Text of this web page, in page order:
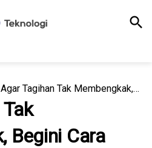
search
Agar Tagihan Tak Membengkak, Begini Cara Kirim Foto Meteran Listrik ke PLN
Begini Cara